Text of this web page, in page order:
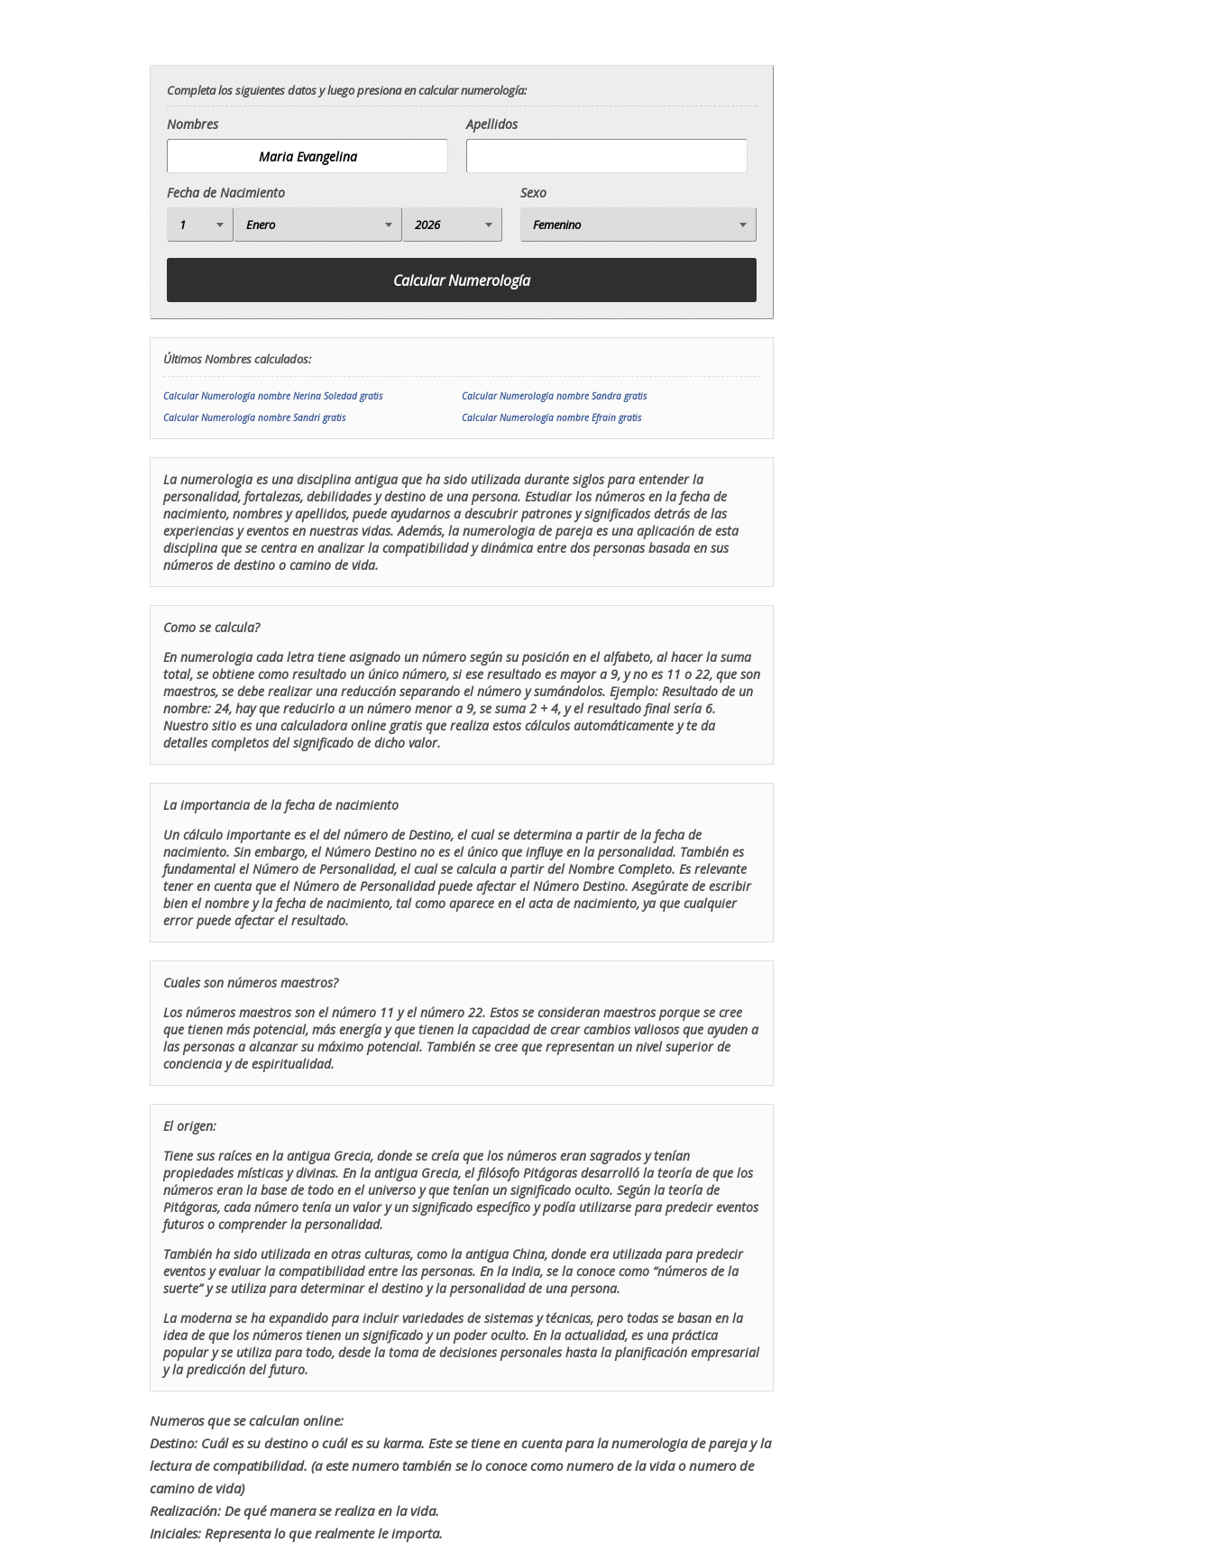
Completa los siguientes datos y luego presiona en calcular numerología:
Nombres Apellidos
Fecha de Nacimiento Sexo
Últimos Nombres calculados:
Calcular Numerología nombre Nerina Soledad gratis
Calcular Numerología nombre Sandra gratis
Calcular Numerología nombre Sandri gratis
Calcular Numerología nombre Efrain gratis
La numerologia es una disciplina antigua que ha sido utilizada durante siglos para entender la
personalidad, fortalezas, debilidades y destino de una persona. Estudiar los números en la fecha de
nacimiento, nombres y apellidos, puede ayudarnos a descubrir patrones y significados detrás de las
experiencias y eventos en nuestras vidas. Además, la numerologia de pareja es una aplicación de esta
disciplina que se centra en analizar la compatibilidad y dinámica entre dos personas basada en sus
números de destino o camino de vida.
Como se calcula?
En numerologia cada letra tiene asignado un número según su posición en el alfabeto, al hacer la suma
total, se obtiene como resultado un único número, si ese resultado es mayor a 9, y no es 11 o 22, que son
maestros, se debe realizar una reducción separando el número y sumándolos. Ejemplo: Resultado de un
nombre: 24, hay que reducirlo a un número menor a 9, se suma 2 + 4, y el resultado final sería 6.
Nuestro sitio es una calculadora online gratis que realiza estos cálculos automáticamente y te da
detalles completos del significado de dicho valor.
La importancia de la fecha de nacimiento
Un cálculo importante es el del número de Destino, el cual se determina a partir de la fecha de
nacimiento. Sin embargo, el Número Destino no es el único que influye en la personalidad. También es
fundamental el Número de Personalidad, el cual se calcula a partir del Nombre Completo. Es relevante
tener en cuenta que el Número de Personalidad puede afectar el Número Destino. Asegúrate de escribir
bien el nombre y la fecha de nacimiento, tal como aparece en el acta de nacimiento, ya que cualquier
error puede afectar el resultado.
Cuales son números maestros?
Los números maestros son el número 11 y el número 22. Estos se consideran maestros porque se cree
que tienen más potencial, más energía y que tienen la capacidad de crear cambios valiosos que ayuden a
las personas a alcanzar su máximo potencial. También se cree que representan un nivel superior de
conciencia y de espiritualidad.
El origen:
Tiene sus raíces en la antigua Grecia, donde se creía que los números eran sagrados y tenían
propiedades místicas y divinas. En la antigua Grecia, el filósofo Pitágoras desarrolló la teoría de que los
números eran la base de todo en el universo y que tenían un significado oculto. Según la teoría de
Pitágoras, cada número tenía un valor y un significado específico y podía utilizarse para predecir eventos
futuros o comprender la personalidad.
También ha sido utilizada en otras culturas, como la antigua China, donde era utilizada para predecir
eventos y evaluar la compatibilidad entre las personas. En la India, se la conoce como “números de la
suerte” y se utiliza para determinar el destino y la personalidad de una persona.
La moderna se ha expandido para incluir variedades de sistemas y técnicas, pero todas se basan en la
idea de que los números tienen un significado y un poder oculto. En la actualidad, es una práctica
popular y se utiliza para todo, desde la toma de decisiones personales hasta la planificación empresarial
y la predicción del futuro.
Numeros que se calculan online:
Destino: Cuál es su destino o cuál es su karma. Este se tiene en cuenta para la numerologia de pareja y la
lectura de compatibilidad. (a este numero también se lo conoce como numero de la vida o numero de
camino de vida)
Realización: De qué manera se realiza en la vida.
Iniciales: Representa lo que realmente le importa.